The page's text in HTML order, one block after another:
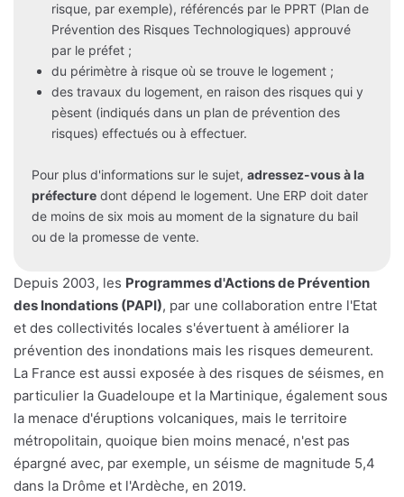
risque, par exemple), référencés par le PPRT (Plan de
Prévention des Risques Technologiques) approuvé
par le préfet ;
du périmètre à risque où se trouve le logement ;
des travaux du logement, en raison des risques qui y
pèsent (indiqués dans un plan de prévention des
risques) effectués ou à effectuer.
Pour plus d'informations sur le sujet, adressez-vous à la
préfecture dont dépend le logement. Une ERP doit dater
de moins de six mois au moment de la signature du bail
ou de la promesse de vente.
Depuis 2003, les Programmes d'Actions de Prévention
des Inondations (PAPI), par une collaboration entre l'Etat
et des collectivités locales s'évertuent à améliorer la
prévention des inondations mais les risques demeurent.
La France est aussi exposée à des risques de séismes, en
particulier la Guadeloupe et la Martinique, également sous
la menace d'éruptions volcaniques, mais le territoire
métropolitain, quoique bien moins menacé, n'est pas
épargné avec, par exemple, un séisme de magnitude 5,4
dans la Drôme et l'Ardèche, en 2019.